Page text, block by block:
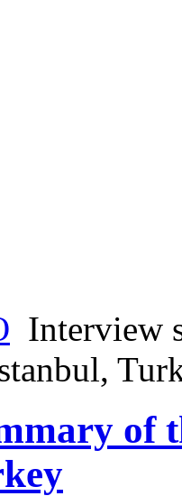
Interview
of